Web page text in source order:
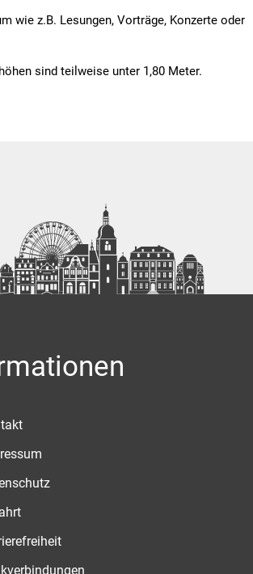
wie z.B. Lesungen, Vorträge, Konzerte oder
sind teilweise unter 1,80 Meter.